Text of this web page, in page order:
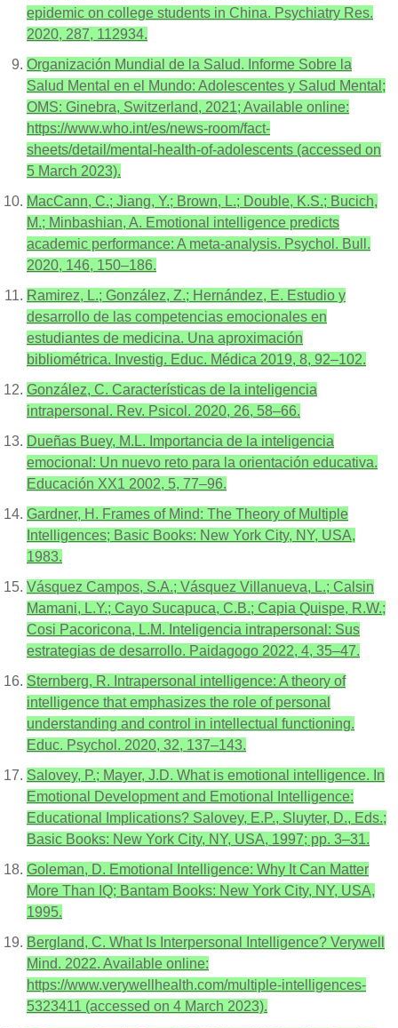
epidemic on college students in China. Psychiatry Res.
2020, 287, 112934.
Organización Mundial de la Salud. Informe Sobre la
Salud Mental en el Mundo: Adolescentes y Salud Mental;
OMS: Ginebra, Switzerland, 2021; Available online:
https://www.who.int/es/news-room/fact-
sheets/detail/mental-health-of-adolescents (accessed on
5 March 2023).
MacCann, C.; Jiang, Y.; Brown, L.; Double, K.S.; Bucich,
M.; Minbashian, A. Emotional intelligence predicts
academic performance: A meta-analysis. Psychol. Bull.
2020, 146, 150–186.
Ramirez, L.; González, Z.; Hernández, E. Estudio y
desarrollo de las competencias emocionales en
estudiantes de medicina. Una aproximación
bibliométrica. Investig. Educ. Médica 2019, 8, 92–102.
González, C. Características de la inteligencia
intrapersonal. Rev. Psicol. 2020, 26, 58–66.
Dueñas Buey, M.L. Importancia de la inteligencia
emocional: Un nuevo reto para la orientación educativa.
Educación XX1 2002, 5, 77–96.
Gardner, H. Frames of Mind: The Theory of Multiple
Intelligences; Basic Books: New York City, NY, USA,
1983.
Vásquez Campos, S.A.; Vásquez Villanueva, L.; Calsin
Mamani, L.Y.; Cayo Sucapuca, C.B.; Capia Quispe, R.W.;
Cosi Pacoricona, L.M. Inteligencia intrapersonal: Sus
estrategias de desarrollo. Paidagogo 2022, 4, 35–47.
Sternberg, R. Intrapersonal intelligence: A theory of
intelligence that emphasizes the role of personal
understanding and control in intellectual functioning.
Educ. Psychol. 2020, 32, 137–143.
Salovey, P.; Mayer, J.D. What is emotional intelligence. In
Emotional Development and Emotional Intelligence:
Educational Implications? Salovey, E.P., Sluyter, D., Eds.;
Basic Books: New York City, NY, USA, 1997; pp. 3–31.
Goleman, D. Emotional Intelligence: Why It Can Matter
More Than IQ; Bantam Books: New York City, NY, USA,
1995.
Bergland, C. What Is Interpersonal Intelligence? Verywell
Mind. 2022. Available online:
https://www.verywellhealth.com/multiple-intelligences-
5323411 (accessed on 4 March 2023).